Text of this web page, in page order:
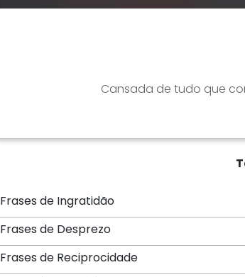
Cansada de tudo que
Frases de Ingratidão
Frases de Desprezo
Frases de Reciprocidade